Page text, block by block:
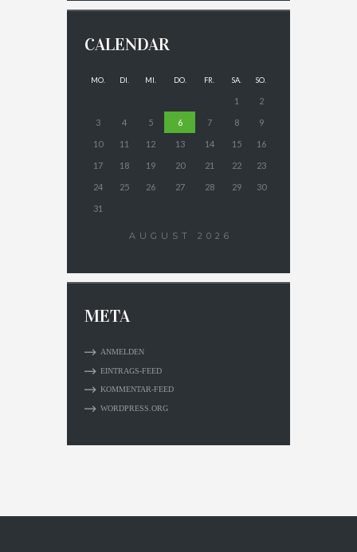
CALENDAR
MO. DI. MI. DO. FR. SA. SO.
1 2
3 4 5 6 7 8 9
10 11 12 13 14 15 16
17 18 19 20 21 22 23
24 25 26 27 28 29 30
31
AUGUST 2026
META
ANMELDEN
EINTRAGS-FEED
KOMMENTAR-FEED
WORDPRESS.ORG